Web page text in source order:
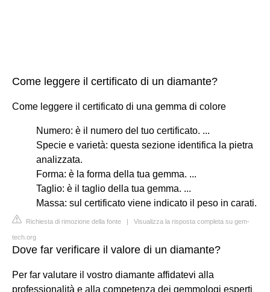
Come leggere il certificato di un diamante?
Come leggere il certificato di una gemma di colore
Numero: è il numero del tuo certificato. ...
Specie e varietà: questa sezione identifica la pietra
analizzata.
Forma: è la forma della tua gemma. ...
Taglio: è il taglio della tua gemma. ...
Massa: sul certificato viene indicato il peso in carati.
Richiesta di rimozione della fonte | Visualizza la risposta completa su gem-
tech.org
Dove far verificare il valore di un diamante?
Per far valutare il vostro diamante affidatevi alla
professionalità e alla competenza dei gemmologi esperti